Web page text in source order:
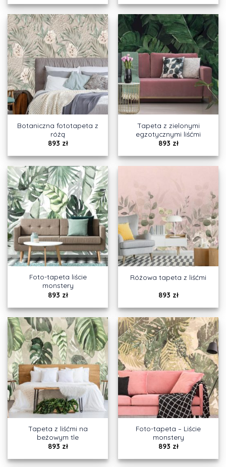
Botaniczna fototapeta z
różą
893 zł
Tapeta z zielonymi
egzotycznymi liśćmi
893 zł
Foto-tapeta liście
monstery
893 zł
Różowa tapeta z liśćmi
893 zł
Tapeta z liśćmi na
beżowym tle
893 zł
Foto-tapeta – Liście
monstery
893 zł